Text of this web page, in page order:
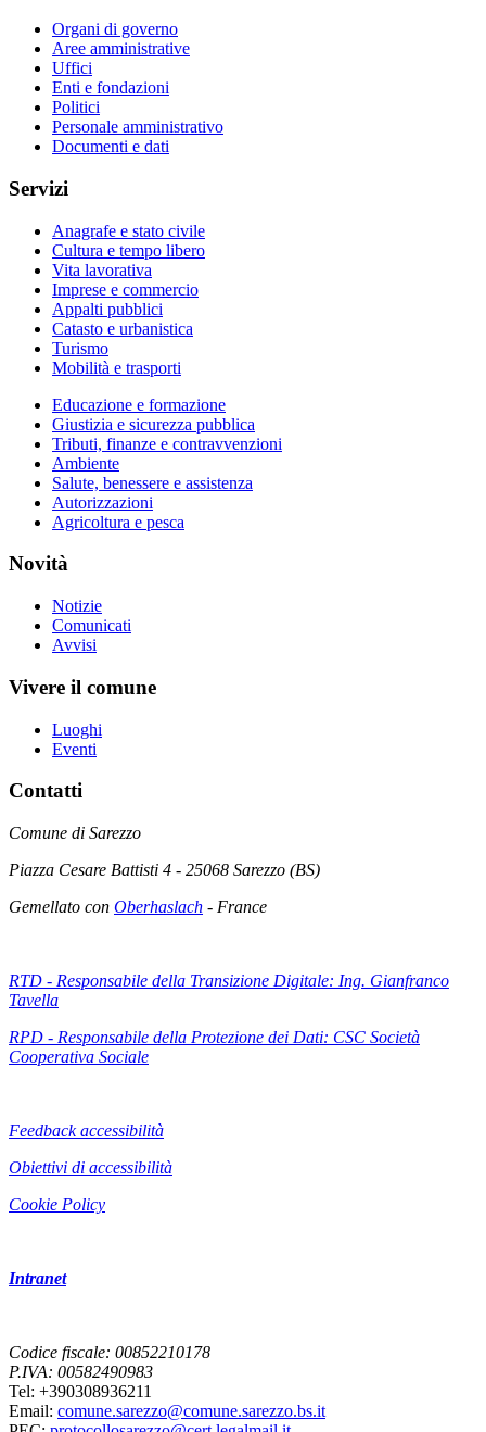
Organi di governo
Aree amministrative
Uffici
Enti e fondazioni
Politici
Personale amministrativo
Documenti e dati
Servizi
Anagrafe e stato civile
Cultura e tempo libero
Vita lavorativa
Imprese e commercio
Appalti pubblici
Catasto e urbanistica
Turismo
Mobilità e trasporti
Educazione e formazione
Giustizia e sicurezza pubblica
Tributi, finanze e contravvenzioni
Ambiente
Salute, benessere e assistenza
Autorizzazioni
Agricoltura e pesca
Novità
Notizie
Comunicati
Avvisi
Vivere il comune
Luoghi
Eventi
Contatti
Comune di Sarezzo
Piazza Cesare Battisti 4 - 25068 Sarezzo (BS)
Gemellato con Oberhaslach - France
RTD - Responsabile della Transizione Digitale: Ing. Gianfranco
Tavella
RPD - Responsabile della Protezione dei Dati: CSC Società
Cooperativa Sociale
Feedback accessibilità
Obiettivi di accessibilità
Cookie Policy
Intranet
Codice fiscale: 00852210178
P.IVA: 00582490983
Tel: +390308936211
Email: comune.sarezzo@comune.sarezzo.bs.it